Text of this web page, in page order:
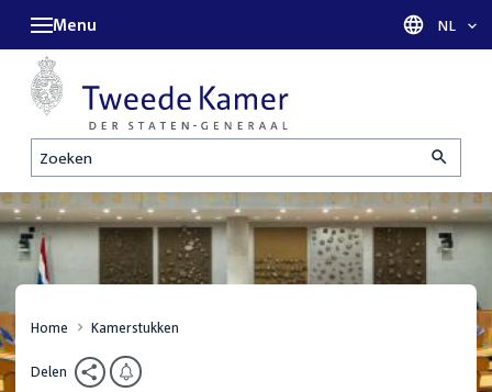
Zoeken
Menu Taal
NL
Home Kamerstukken
Delen